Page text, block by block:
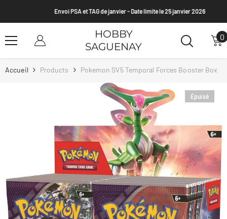
Envoi PSA et TAG de janvier - Date limite le 25 janvier 2026
HOBBY
SAGUENAY
00
Accueil Products Pokemon SV5 Temporal Forces Booster Box
Épuisé